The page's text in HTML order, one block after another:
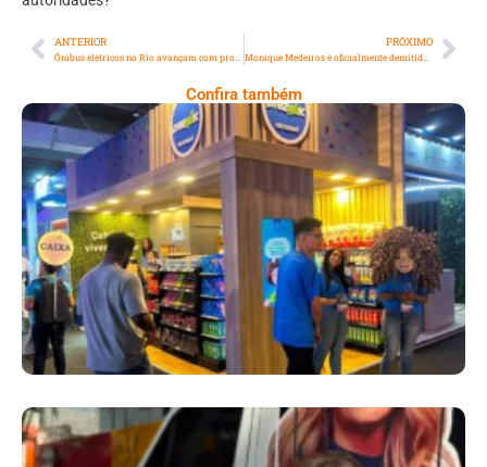
ANTERIOR PRÓXIMO
Confira também
Cencosud Promove Inovação No Brasil
Com A Participação Do Prezunic No Rio
Innovation Week 2026